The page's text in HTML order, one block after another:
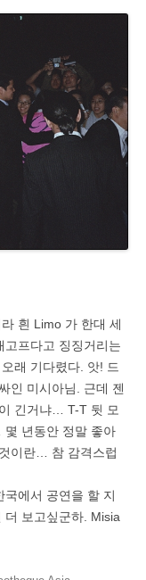
흰 Limo 가 한대 세
프다고 징징거리는
래 기다렸다. 앗! 드
인 미시아님. 근데 젠
긴거냐… T-T 뒷 모
년동안 정말 좋아
이란… 참 감격스럽
에서 공연을 할 지
더 보고싶군하. Misia